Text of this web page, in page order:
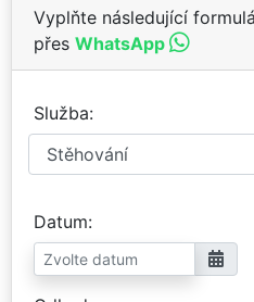
Vyplňte následující
přes WhatsApp
Služba
Datum